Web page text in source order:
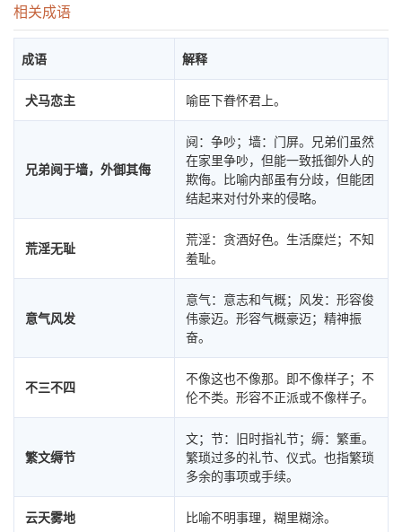
相关成语
成语 解释
犬马恋主 喻臣下眷怀君上。
兄弟阋于墙，外御其侮
阋：争吵；墙：门屏。兄弟们虽然
在家里争吵，但能一致抵御外人的
欺侮。比喻内部虽有分歧，但能团
结起来对付外来的侵略。
荒淫无耻
荒淫：贪酒好色。生活糜烂；不知
羞耻。
意气风发
意气：意志和气概；风发：形容俊
伟豪迈。形容气概豪迈；精神振
奋。
不三不四
不像这也不像那。即不像样子；不
伦不类。形容不正派或不像样子。
繁文缛节
文；节：旧时指礼节；缛：繁重。
繁琐过多的礼节、仪式。也指繁琐
多余的事项或手续。
云天雾地 比喻不明事理，糊里糊涂。